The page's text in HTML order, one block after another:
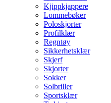
Kjippkjappere
Lommebøker
Poloskjorter
Profilklær
Regntøy
Sikkerhetsklær
Skjerf
Skjorter
Sokker
Solbriller
Sportsklær